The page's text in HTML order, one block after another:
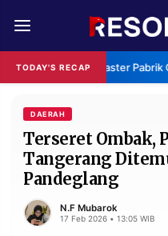
TODAY'S RECAPKlaster Pabrik
REDAKSI
RESOLUSI IKLAN
RUBRIKASI
EDITORIAL AKSARA
FINANSIA PERSONA
DAERAH
Terseret Ombak,
Tangerang
Pandeglang
N.F Mubarok
17 Feb 2026 • 13:05 WIB